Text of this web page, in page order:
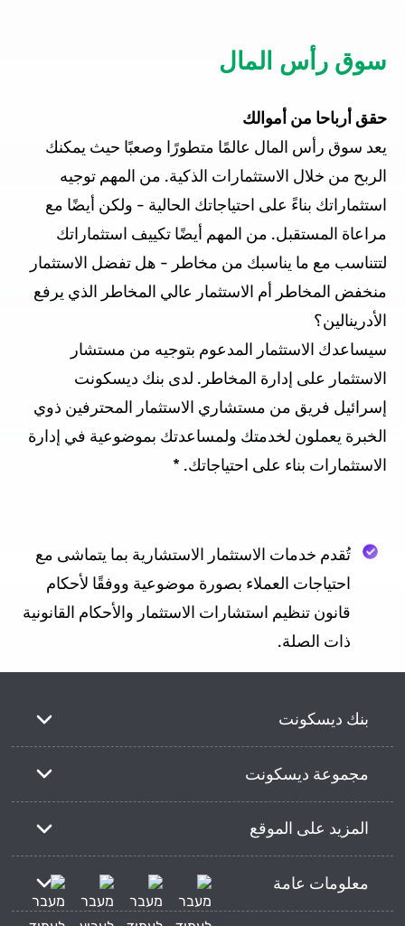
سوق رأس المال
حقق أرباحا من أموالك
يعد سوق رأس المال عالمًا متطورًا وصعبًا حيث يمكنك
الربح من خلال الاستثمارات الذكية. من المهم توجيه
استثماراتك بناءً على احتياجاتك الحالية - ولكن أيضًا مع
مراعاة المستقبل. من المهم أيضًا تكييف استثماراتك
لتتناسب مع ما يناسبك من مخاطر - هل تفضل الاستثمار
منخفض المخاطر أم الاستثمار عالي المخاطر الذي يرفع
الأدرينالين؟
سيساعدك الاستثمار المدعوم بتوجيه من مستشار
الاستثمار على إدارة المخاطر. لدى بنك ديسكونت
إسرائيل فريق من مستشاري الاستثمار المحترفين ذوي
الخبرة يعملون لخدمتك ولمساعدتك بموضوعية في إدارة
الاستثمارات بناء على احتياجاتك. *
تُقدم خدمات الاستثمار الاستشارية بما يتماشى مع
احتياجات العملاء بصورة موضوعية ووفقًا لأحكام
قانون تنظيم استشارات الاستثمار والأحكام القانونية
ذات الصلة.
بنك ديسكونت
مجموعة ديسكونت
المزيد على الموقع
معلومات عامة